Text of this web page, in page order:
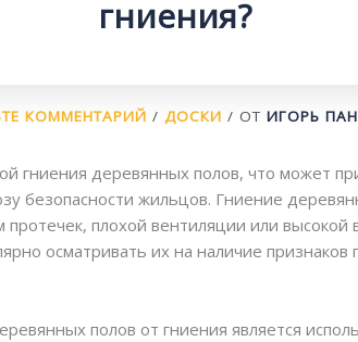
гниения?
КОММЕНТАРИЙ / ДОСКИ / ОТ ИГОРЬ
гниения деревянных полов, что может
безопасности жильцов. Гниение
плохой вентиляции или
осматривать их на наличие
полов от гниения является